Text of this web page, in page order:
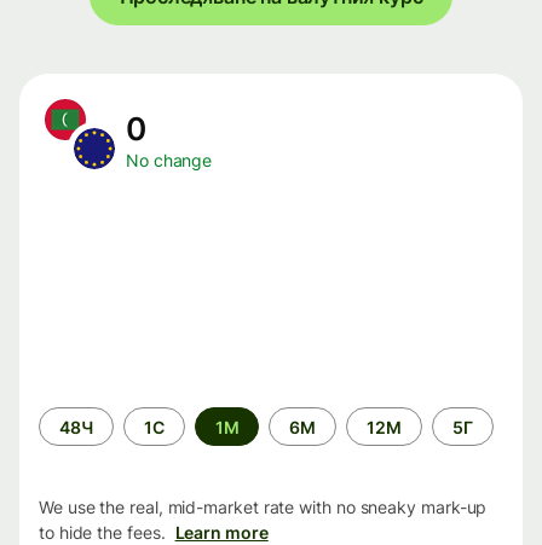
0
No change
Time
period
48Ч 1С 1М 6М 12М 5Г
We use the real, mid-market rate with no sneaky mark-up
to hide the fees. Learn more